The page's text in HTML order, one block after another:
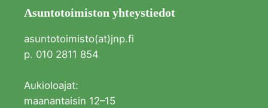
Asuntotoimiston yhteystiedot
asuntotoimisto(at)jnp.fi
p. 010 2811 854
Aukioloajat:
maanantaisin 12–15